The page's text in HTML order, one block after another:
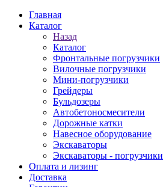
Главная
Каталог
Назад
Каталог
Фронтальные погрузчики
Вилочные погрузчики
Мини-погрузчики
Грейдеры
Бульдозеры
Автобетоносмесители
Дорожные катки
Навесное оборудование
Экскаваторы
Экскаваторы - погрузчики
Оплата и лизинг
Доставка